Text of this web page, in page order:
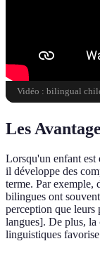
Vidéo : bilingual
Les
Lorsqu'un enfant est
il développe des
terme. Par exemple,
bilingues ont
perception que leurs
langues]. De plus, la
linguistiques